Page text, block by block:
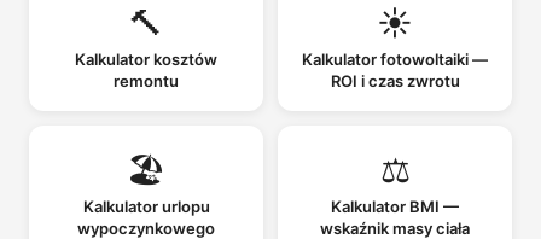
🔨
Kalkulator kosztów
remontu
☀️
Kalkulator fotowoltaiki —
ROI i czas zwrotu
🏖️
Kalkulator urlopu
wypoczynkowego
⚖️
Kalkulator BMI —
wskaźnik masy ciała